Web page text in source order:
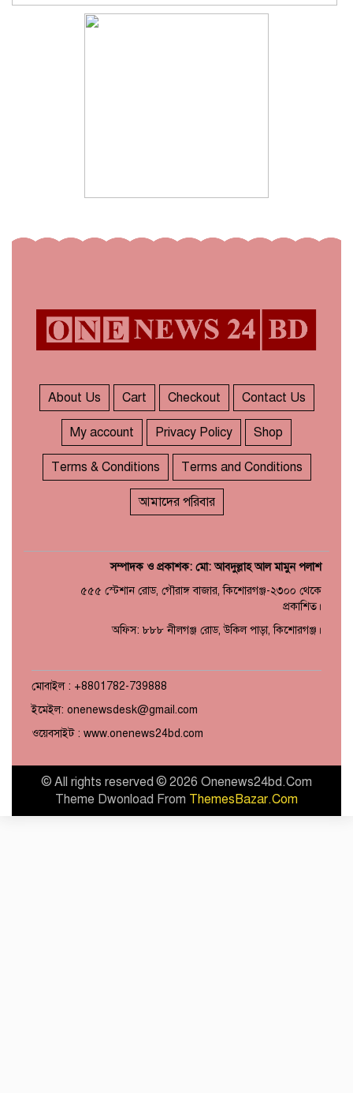
About Us Cart Checkout Contact Us
My account Privacy Policy Shop
Terms & Conditions Terms and Conditions
আমাদের পরিবার
সম্পাদক ও প্রকাশক: মো: আবদুল্লাহ আল মামুন পলাশ
৫৫৫ স্টেশান রোড, গৌরাঙ্গ বাজার, কিশোরগঞ্জ-২৩০০ থেকে
প্রকাশিত।
অফিস: ৮৮৮ নীলগঞ্জ রোড, উকিল পাড়া, কিশোরগঞ্জ।
মোবাইল : +8801782-739888
ইমেইল: onenewsdesk@gmail.com
ওয়েবসাইট : www.onenews24bd.com
© All rights reserved © 2026 Onenews24bd.Com
Theme Dwonload From ThemesBazar.Com